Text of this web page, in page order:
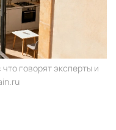
говорят эксперты и